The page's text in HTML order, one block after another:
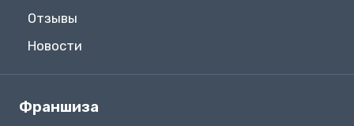
Отзывы
Новости
Франшиза